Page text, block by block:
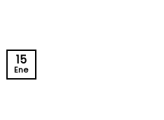
15
Ene